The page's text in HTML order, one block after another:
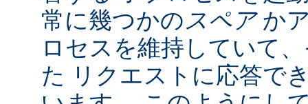
常に幾つかのスペアか
ロセスを維持していて
た リクエストに応答で